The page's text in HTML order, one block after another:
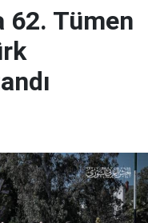
62. Tümen